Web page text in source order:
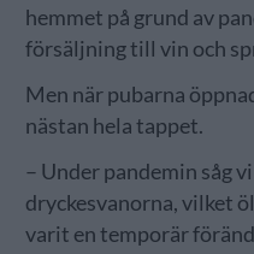
hemmet på grund av
försäljning till vin och
Men när pubarna
nästan hela tappet.
– Under pandemin såg
dryckesvanorna, vilket
varit en temporär